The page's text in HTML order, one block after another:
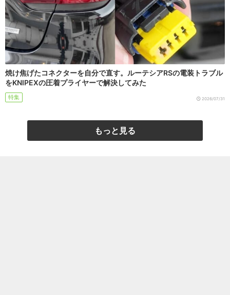
焼け焦げたコネクターを自分で直す。ルーテシアRSの電装トラブル
をKNIPEXの圧着プライヤーで解決してみた
特集 2026/07/31
もっと見る